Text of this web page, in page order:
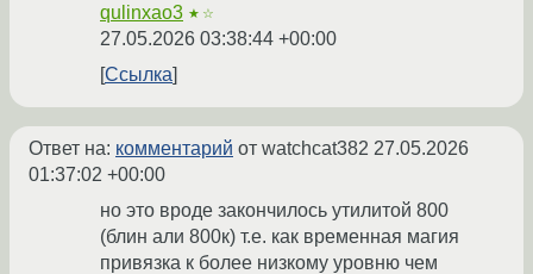
qulinxao3 ★☆
27.05.2026 03:38:44 +00:00
Ссылка
Ответ на: комментарий от watchcat382 27.05.2026
01:37:02 +00:00
но это вроде закончилось утилитой 800
(блин али 800к) т.е. как временная магия
привязка к более низкому уровню чем